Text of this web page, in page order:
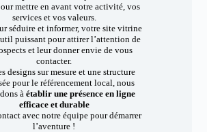
mettre en avant votre activité, vos
services et vos valeurs.
séduire et informer, votre site vitrine
puissant pour attirer l’attention de
et leur donner envie de vous
contacter.
designs sur mesure et une structure
pour le référencement local, nous
à établir une présence en ligne
efficace et durable
avec notre équipe pour démarrer
l’aventure !